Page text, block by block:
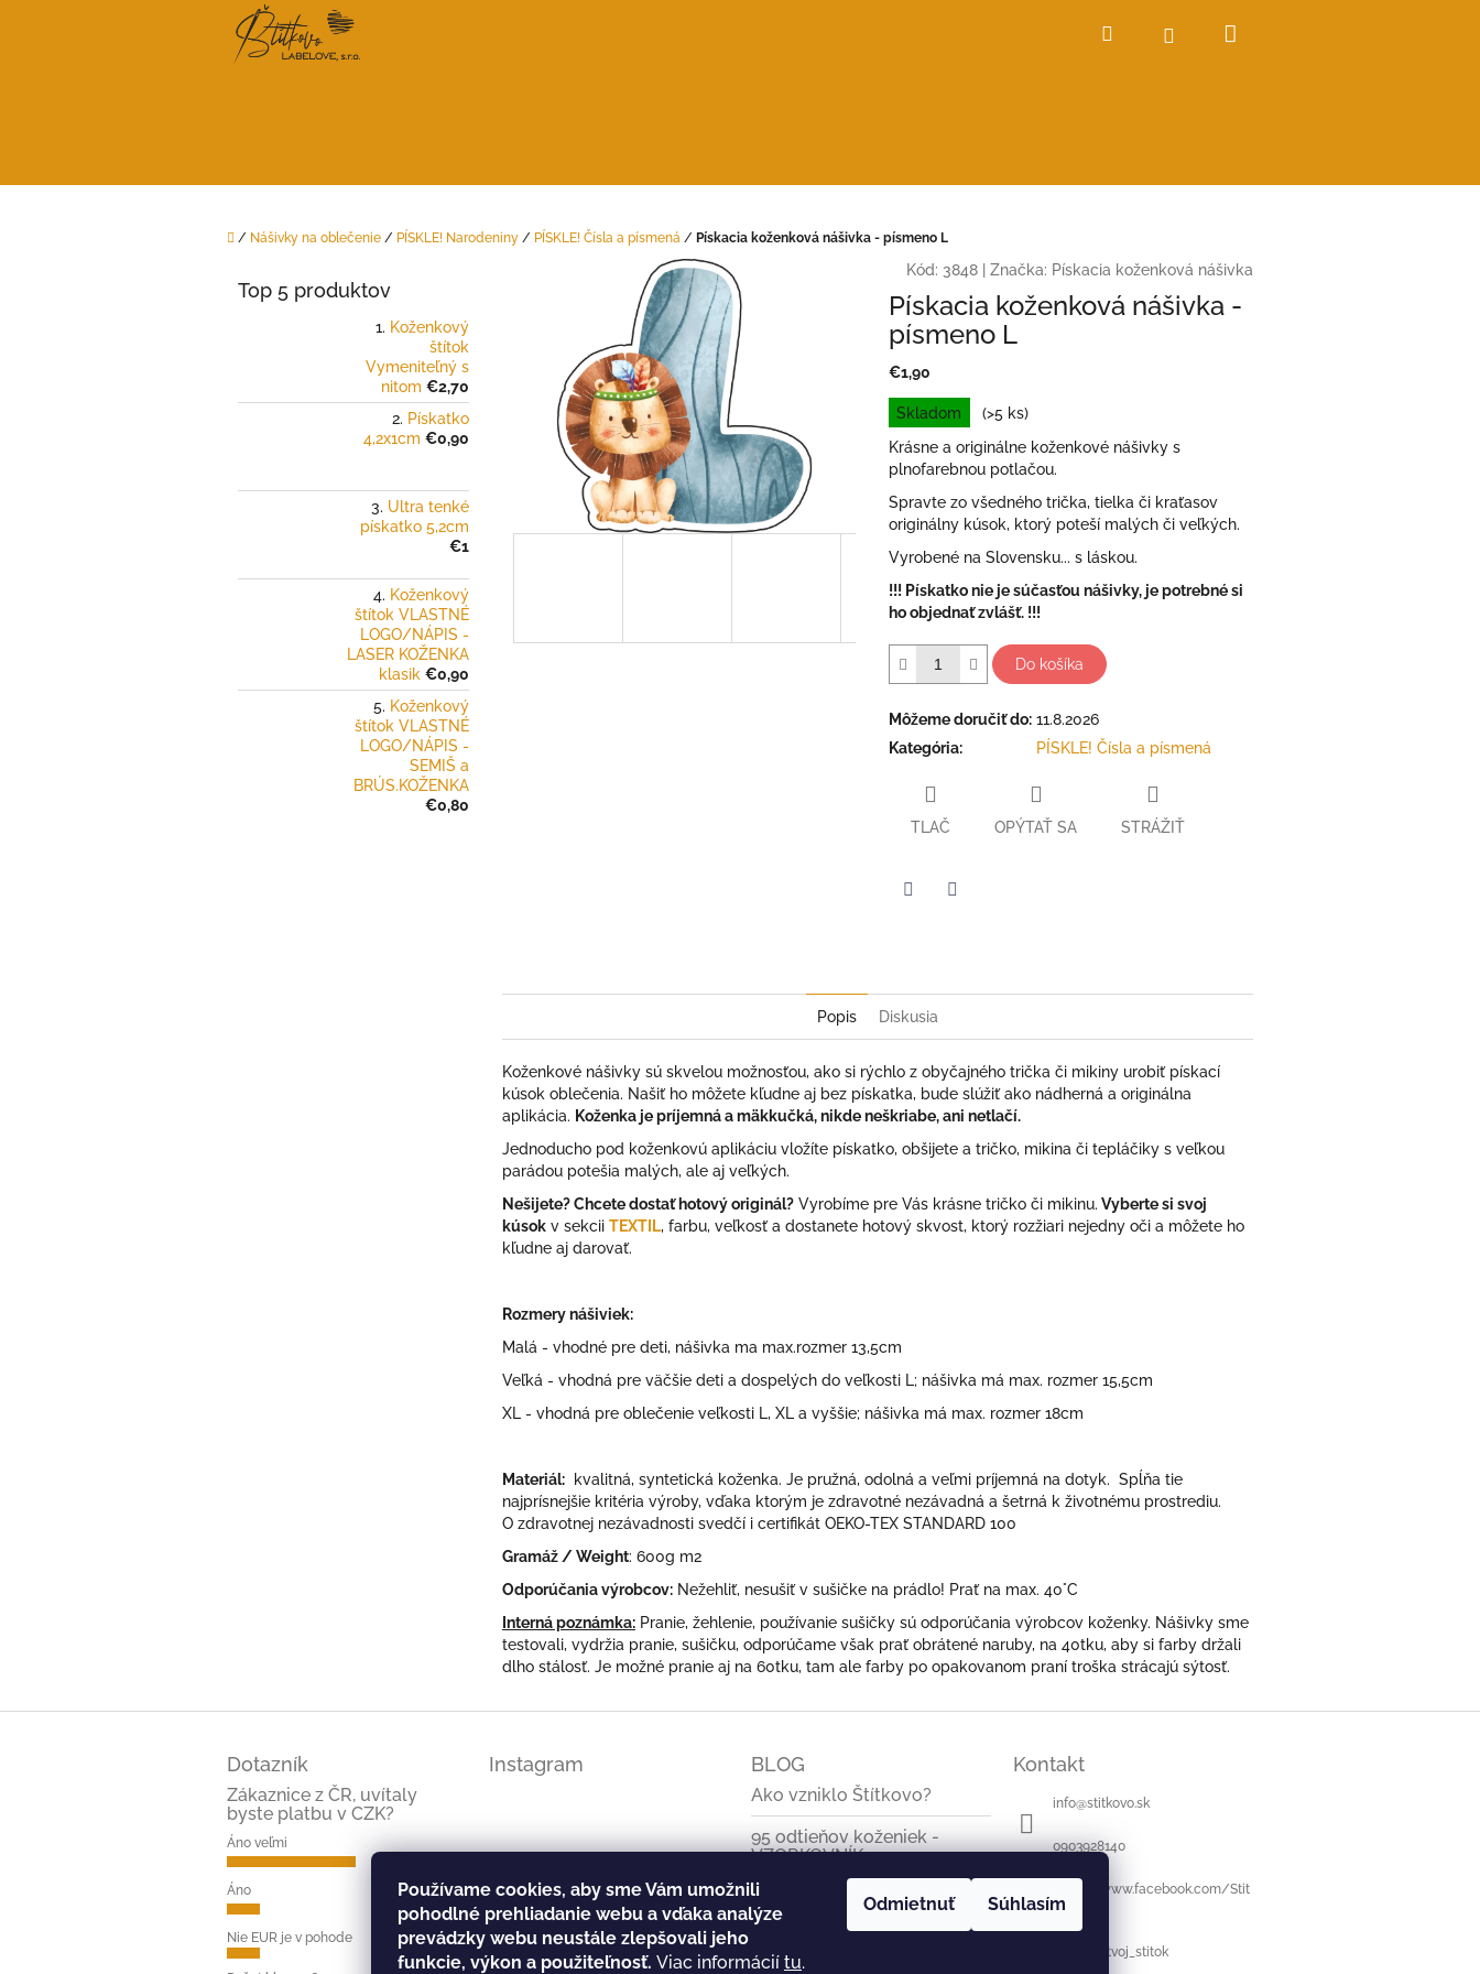
Používame cookies, aby sme Vám umožnili
pohodlné prehliadanie webu a vďaka analýze
prevádzky webu neustále zlepšovali jeho
funkcie, výkon a použiteľnosť. Viac informácií tu.
Odmietnuť Súhlasím
Hľadať Prihlásenie
Domov
/ Nášivky na oblečenie / PÍSKLE! Narodeniny / PÍSKLE! Čísla a písmená / Pískacia koženková nášivka - písmeno L
Top 5 produktov
Koženkový
štítok
Vymeniteľný s
nitom €2,70
Pískatko
4,2x1cm €0,90
Ultra tenké
pískatko 5,2cm
€1
Koženkový
štítok VLASTNÉ
LOGO/NÁPIS -
LASER KOŽENKA
klasik €0,90
Koženkový
štítok VLASTNÉ
LOGO/NÁPIS -
SEMIŠ a
BRÚS.KOŽENKA
€0,80
Kód: 3848 Značka: Pískacia koženková nášivka
Pískacia koženková nášivka -
písmeno L
€1,90
Jednotková
cena:
Skladom
(>5 ks)
Krásne a originálne koženkové nášivky s
plnofarebnou potlačou.
Spravte zo všedného trička, tielka či kraťasov
originálny kúsok, ktorý poteší malých či veľkých.
Vyrobené na Slovensku... s láskou.
!!! Pískatko nie je súčasťou nášivky, je potrebné si
ho objednať zvlášť. !!!
Do košíka
Môžeme doručiť do: 11.8.2026
Kategória: PÍSKLE! Čísla a písmená
TLAČ OPÝTAŤ SA STRÁŽIŤ
Popis Diskusia
Koženkové nášivky sú skvelou možnosťou, ako si rýchlo z obyčajného trička či mikiny urobiť pískací
kúsok oblečenia. Našiť ho môžete kľudne aj bez pískatka, bude slúžiť ako nádherná a originálna
aplikácia. Koženka je príjemná a mäkkučká, nikde neškriabe, ani netlačí.
Jednoducho pod koženkovú aplikáciu vložíte pískatko, obšijete a tričko, mikina či tepláčiky s veľkou
parádou potešia malých, ale aj veľkých.
Nešijete? Chcete dostať hotový originál? Vyrobíme pre Vás krásne tričko či mikinu. Vyberte si svoj
kúsok v sekcii TEXTIL, farbu, veľkosť a dostanete hotový skvost, ktorý rozžiari nejedny oči a môžete ho
kľudne aj darovať.
Rozmery nášiviek:
Malá - vhodné pre deti, nášivka ma max.rozmer 13,5cm
Veľká - vhodná pre väčšie deti a dospelých do veľkosti L; nášivka má max. rozmer 15,5cm
XL - vhodná pre oblečenie veľkosti L, XL a vyššie; nášivka má max. rozmer 18cm
Materiál: kvalitná, syntetická koženka. Je pružná, odolná a veľmi príjemná na dotyk. Spĺňa tie
najprísnejšie kritéria výroby, vďaka ktorým je zdravotné nezávadná a šetrná k životnému prostrediu.
O zdravotnej nezávadnosti svedčí i certifikát OEKO-TEX STANDARD 100
Gramáž / Weight: 600g m2
Odporúčania výrobcov: Nežehliť, nesušiť v sušičke na prádlo! Prať na max. 40°C
Interná poznámka: Pranie, žehlenie, používanie sušičky sú odporúčania výrobcov koženky. Nášivky sme
testovali, vydržia pranie, sušičku, odporúčame však prať obrátené naruby, na 40tku, aby si farby držali
dlho stálosť. Je možné pranie aj na 60tku, tam ale farby po opakovanom praní troška strácajú sýtosť.
Dotazník
Zákaznice z ČR, uvítaly
byste platbu v CZK?
Áno veľmi
Áno
(17%)
Nie EUR je v pohode
(17%)
Instagram BLOG
Ako vzniklo Štítkovo?
95 odtieňov koženiek -
VZORKOVNÍK
Základné informácie o
koženkových štítkoch
Štítok s vlastným logom
Kontakt
info@stitkovo.sk
0903928140
https://www.facebook.com/Stit
kovo.sk
stitkovo_tvoj_stitok